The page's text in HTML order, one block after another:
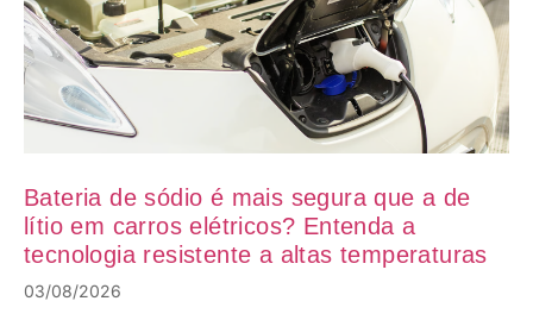
Bateria de sódio é mais segura que a de
lítio em carros elétricos? Entenda a
tecnologia resistente a altas temperaturas
03/08/2026